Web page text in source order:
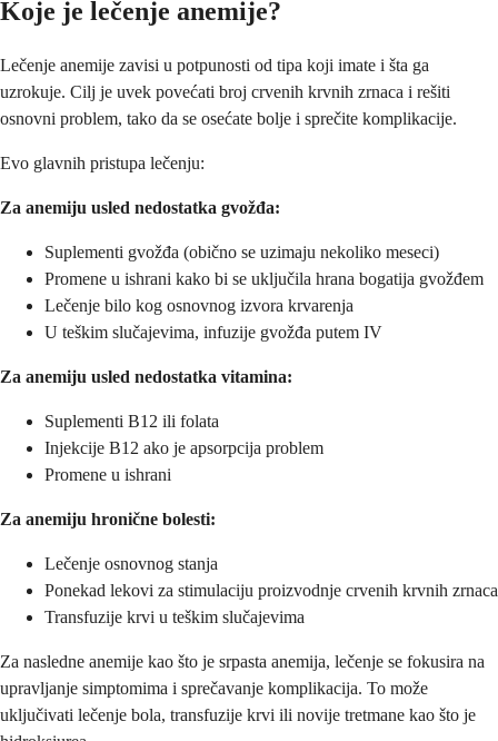
Koje je lečenje anemije?
Lečenje anemije zavisi u potpunosti od tipa koji imate i šta ga
uzrokuje. Cilj je uvek povećati broj crvenih krvnih zrnaca i rešiti
osnovni problem, tako da se osećate bolje i sprečite komplikacije.
Evo glavnih pristupa lečenju:
Za anemiju usled nedostatka gvožđa:
Suplementi gvožđa (obično se uzimaju nekoliko meseci)
Promene u ishrani kako bi se uključila hrana bogatija gvožđem
Lečenje bilo kog osnovnog izvora krvarenja
U teškim slučajevima, infuzije gvožđa putem IV
Za anemiju usled nedostatka vitamina:
Suplementi B12 ili folata
Injekcije B12 ako je apsorpcija problem
Promene u ishrani
Za anemiju hronične bolesti:
Lečenje osnovnog stanja
Ponekad lekovi za stimulaciju proizvodnje crvenih krvnih zrnaca
Transfuzije krvi u teškim slučajevima
Za nasledne anemije kao što je srpasta anemija, lečenje se fokusira na
upravljanje simptomima i sprečavanje komplikacija. To može
uključivati lečenje bola, transfuzije krvi ili novije tretmane kao što je